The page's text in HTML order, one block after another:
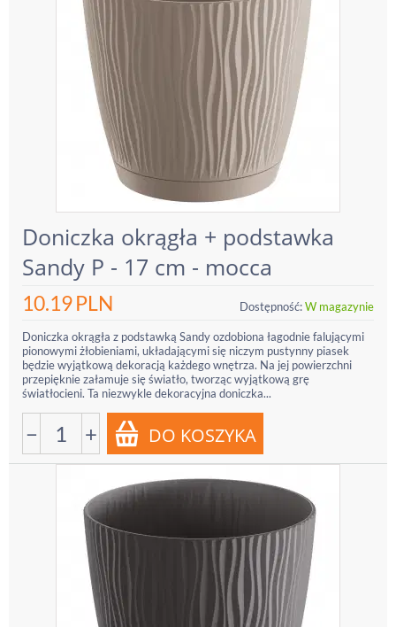
Doniczka okrągła + podstawka
Sandy P - 17 cm - mocca
10.19PLN Dostępność:W magazynie
Doniczka okrągła z podstawką Sandy ozdobiona łagodnie falującymi
pionowymi żłobieniami, układającymi się niczym pustynny piasek
będzie wyjątkową dekoracją każdego wnętrza. Na jej powierzchni
przepięknie załamuje się światło, tworząc wyjątkową grę
światłocieni. Ta niezwykle dekoracyjna doniczka...
− +